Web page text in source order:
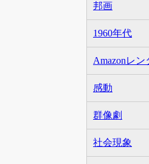
邦画
1960年代
Amazonレン
感動
群像劇
社会現象